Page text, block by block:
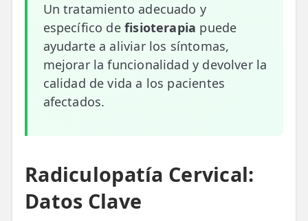
CONTACTO
☎️ 91 005 23 63
📧 Contacta
ESPECIALIDADES
🦴 Osteopatía
🫶 Suelo Pélvico
Un tratamiento adecuado y
específico defisioterapia puede
ayudarte a aliviar los síntomas,
mejorar la funcionalidad y devolver la
calidad de vida a los pacientes
afectados.
Radiculopatía Cervical:
Datos Clave